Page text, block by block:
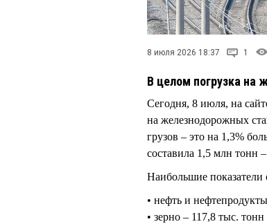
8 июля 2026 18:37 1
В целом погрузка на
Сегодня, 8 июля, на
на железнодорожных
грузов – это на 1,3%
составила 1,5 млн тонн
Наибольшие
• нефть и
• зерно – 117,8 тыс.